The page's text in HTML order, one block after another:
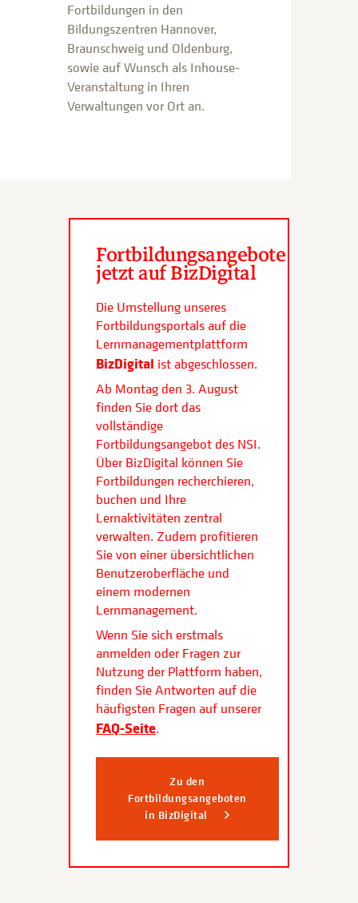
Fortbildungen in den
Bildungszentren Hannover,
Braunschweig und Oldenburg,
sowie auf Wunsch als Inhouse-
Veranstaltung in Ihren
Verwaltungen vor Ort an.
Fortbildungsangebote
jetzt auf BizDigital
Die Umstellung unseres
Fortbildungsportals auf die
Lernmanagementplattform
BizDigital ist abgeschlossen.
Ab Montag den 3. August
finden Sie dort das
vollständige
Fortbildungsangebot des NSI.
Über BizDigital können Sie
Fortbildungen recherchieren,
buchen und Ihre
Lernaktivitäten zentral
verwalten. Zudem profitieren
Sie von einer übersichtlichen
Benutzeroberfläche und
einem modernen
Lernmanagement.
Wenn Sie sich erstmals
anmelden oder Fragen zur
Nutzung der Plattform haben,
finden Sie Antworten auf die
häufigsten Fragen auf unserer
FAQ-Seite.
Zu den
Fortbildungsangeboten
in BizDigital